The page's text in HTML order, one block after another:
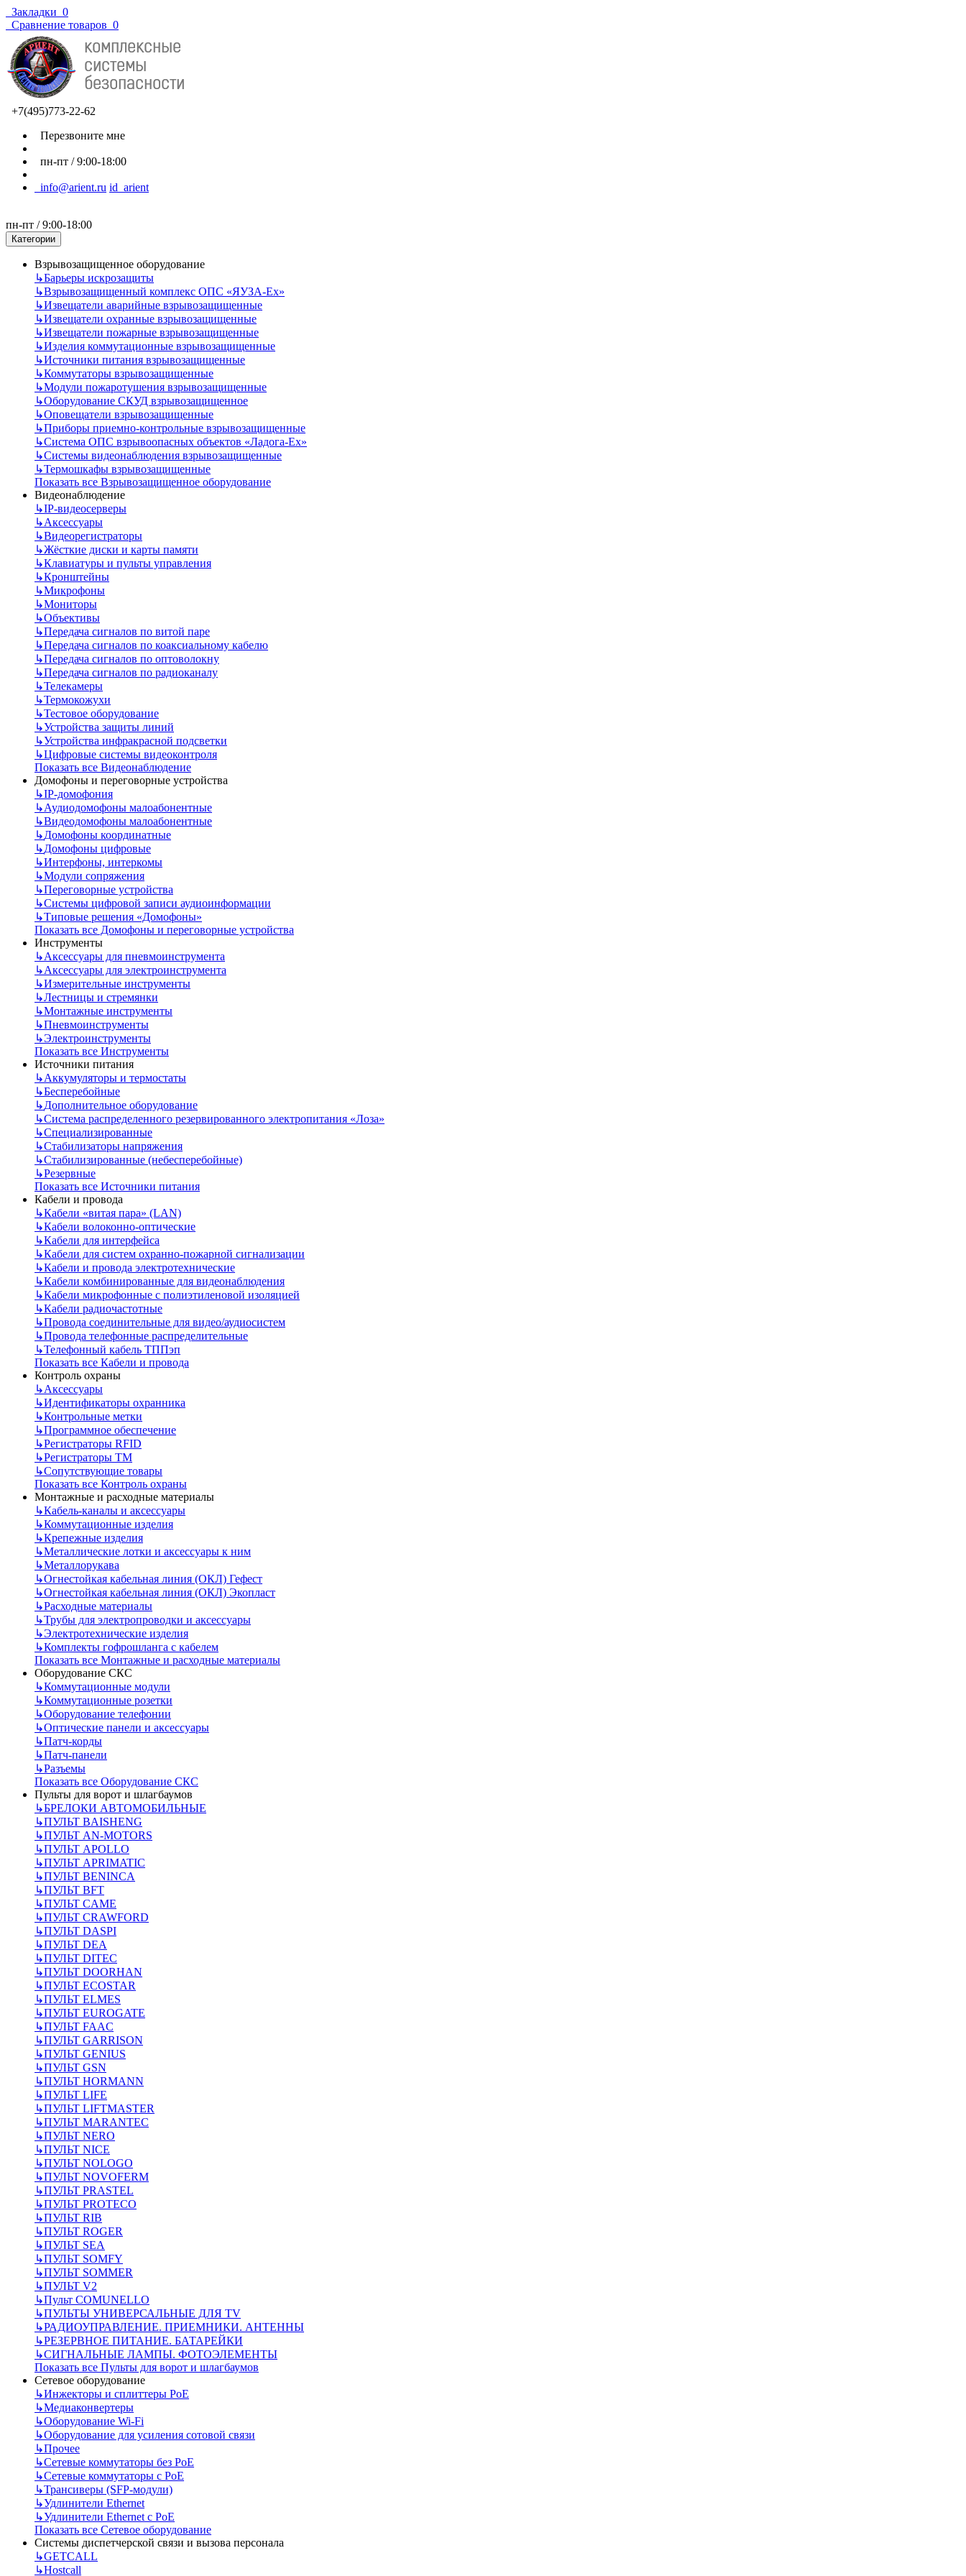
Закладки 0
Сравнение товаров 0
+7(495)773-22-62
Перезвоните мне
пн-пт / 9:00-18:00
info@arient.ru id_arient
пн-пт / 9:00-18:00
Категории
Взрывозащищенное оборудование
↳Барьеры искрозащиты
↳Взрывозащищенный комплекс ОПС «ЯУЗА-Ех»
↳Извещатели аварийные взрывозащищенные
↳Извещатели охранные взрывозащищенные
↳Извещатели пожарные взрывозащищенные
↳Изделия коммутационные взрывозащищенные
↳Источники питания взрывозащищенные
↳Коммутаторы взрывозащищенные
↳Модули пожаротушения взрывозащищенные
↳Оборудование СКУД взрывозащищенное
↳Оповещатели взрывозащищенные
↳Приборы приемно-контрольные взрывозащищенные
↳Система ОПС взрывоопасных объектов «Ладога-Ex»
↳Системы видеонаблюдения взрывозащищенные
↳Термошкафы взрывозащищенные
Показать все Взрывозащищенное оборудование
Видеонаблюдение
↳IP-видеосерверы
↳Аксессуары
↳Видеорегистраторы
↳Жёсткие диски и карты памяти
↳Клавиатуры и пульты управления
↳Кронштейны
↳Микрофоны
↳Мониторы
↳Объективы
↳Передача сигналов по витой паре
↳Передача сигналов по коаксиальному кабелю
↳Передача сигналов по оптоволокну
↳Передача сигналов по радиоканалу
↳Телекамеры
↳Термокожухи
↳Тестовое оборудование
↳Устройства защиты линий
↳Устройства инфракрасной подсветки
↳Цифровые системы видеоконтроля
Показать все Видеонаблюдение
Домофоны и переговорные устройства
↳IP-домофония
↳Аудиодомофоны малоабонентные
↳Видеодомофоны малоабонентные
↳Домофоны координатные
↳Домофоны цифровые
↳Интерфоны, интеркомы
↳Модули сопряжения
↳Переговорные устройства
↳Системы цифровой записи аудиоинформации
↳Типовые решения «Домофоны»
Показать все Домофоны и переговорные устройства
Инструменты
↳Аксессуары для пневмоинструмента
↳Аксессуары для электроинструмента
↳Измерительные инструменты
↳Лестницы и стремянки
↳Монтажные инструменты
↳Пневмоинструменты
↳Электроинструменты
Показать все Инструменты
Источники питания
↳Аккумуляторы и термостаты
↳Бесперебойные
↳Дополнительное оборудование
↳Система распределенного резервированного электропитания «Лоза»
↳Специализированные
↳Стабилизаторы напряжения
↳Стабилизированные (небесперебойные)
↳Резервные
Показать все Источники питания
Кабели и провода
↳Кабели «витая пара» (LAN)
↳Кабели волоконно-оптические
↳Кабели для интерфейса
↳Кабели для систем охранно-пожарной сигнализации
↳Кабели и провода электротехнические
↳Кабели комбинированные для видеонаблюдения
↳Кабели микрофонные с полиэтиленовой изоляцией
↳Кабели радиочастотные
↳Провода соединительные для видео/аудиосистем
↳Провода телефонные распределительные
↳Телефонный кабель ТППэп
Показать все Кабели и провода
Контроль охраны
↳Аксессуары
↳Идентификаторы охранника
↳Контрольные метки
↳Программное обеспечение
↳Регистраторы RFID
↳Регистраторы ТМ
↳Сопутствующие товары
Показать все Контроль охраны
Монтажные и расходные материалы
↳Кабель-каналы и аксессуары
↳Коммутационные изделия
↳Крепежные изделия
↳Металлические лотки и аксессуары к ним
↳Металлорукава
↳Огнестойкая кабельная линия (ОКЛ) Гефест
↳Огнестойкая кабельная линия (ОКЛ) Экопласт
↳Расходные материалы
↳Трубы для электропроводки и аксессуары
↳Электротехнические изделия
↳Комплекты гофрошланга с кабелем
Показать все Монтажные и расходные материалы
Оборудование СКС
↳Коммутационные модули
↳Коммутационные розетки
↳Оборудование телефонии
↳Оптические панели и аксессуары
↳Патч-корды
↳Патч-панели
↳Разъемы
Показать все Оборудование СКС
Пульты для ворот и шлагбаумов
↳БРЕЛОКИ АВТОМОБИЛЬНЫЕ
↳ПУЛЬТ BAISHENG
↳ПУЛЬТ AN-MOTORS
↳ПУЛЬТ APOLLO
↳ПУЛЬТ APRIMATIC
↳ПУЛЬТ BENINCA
↳ПУЛЬТ BFT
↳ПУЛЬТ CAME
↳ПУЛЬТ CRAWFORD
↳ПУЛЬТ DASPI
↳ПУЛЬТ DEA
↳ПУЛЬТ DITEC
↳ПУЛЬТ DOORHAN
↳ПУЛЬТ ECOSTAR
↳ПУЛЬТ ELMES
↳ПУЛЬТ EUROGATE
↳ПУЛЬТ FAAC
↳ПУЛЬТ GARRISON
↳ПУЛЬТ GENIUS
↳ПУЛЬТ GSN
↳ПУЛЬТ HORMANN
↳ПУЛЬТ LIFE
↳ПУЛЬТ LIFTMASTER
↳ПУЛЬТ MARANTEC
↳ПУЛЬТ NERO
↳ПУЛЬТ NICE
↳ПУЛЬТ NOLOGO
↳ПУЛЬТ NOVOFERM
↳ПУЛЬТ PRASTEL
↳ПУЛЬТ PROTECO
↳ПУЛЬТ RIB
↳ПУЛЬТ ROGER
↳ПУЛЬТ SEA
↳ПУЛЬТ SOMFY
↳ПУЛЬТ SOMMER
↳ПУЛЬТ V2
↳Пульт СOMUNELLO
↳ПУЛЬТЫ УНИВЕРСАЛЬНЫЕ ДЛЯ TV
↳РАДИОУПРАВЛЕНИЕ. ПРИЕМНИКИ. АНТЕННЫ
↳РЕЗЕРВНОЕ ПИТАНИЕ. БАТАРЕЙКИ
↳СИГНАЛЬНЫЕ ЛАМПЫ. ФОТОЭЛЕМЕНТЫ
Показать все Пульты для ворот и шлагбаумов
Сетевое оборудование
↳Инжекторы и сплиттеры РоЕ
↳Медиаконвертеры
↳Оборудование Wi-Fi
↳Оборудование для усиления сотовой связи
↳Прочее
↳Сетевые коммутаторы без РоЕ
↳Сетевые коммутаторы с РоЕ
↳Трансиверы (SFP-модули)
↳Удлинители Ethernet
↳Удлинители Ethernet с PoE
Показать все Сетевое оборудование
Системы диспетчерской связи и вызова персонала
↳GETCALL
↳Hostcall